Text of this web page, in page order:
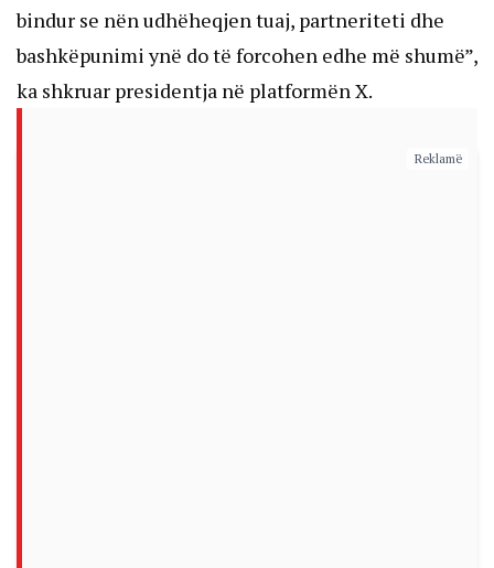
bindur se nën udhëheqjen tuaj, partneriteti dhe
bashkëpunimi ynë do të forcohen edhe më shumë”,
ka shkruar presidentja në platformën X.
Reklamë